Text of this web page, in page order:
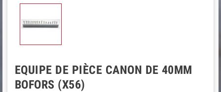
EQUIPE DE PIÈCE CANON DE 40MM
BOFORS (X56)